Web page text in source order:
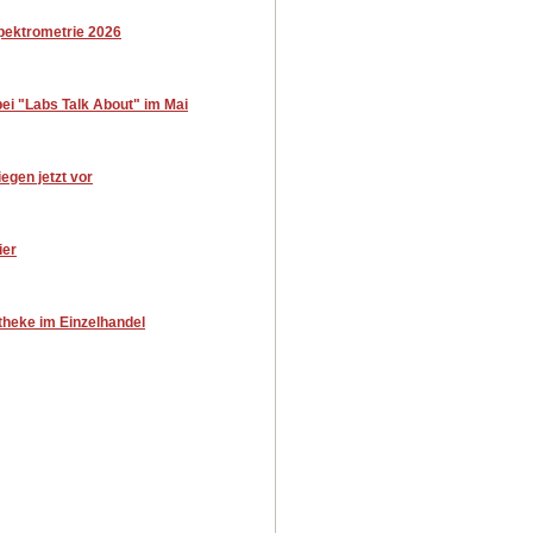
2026
"Labs Talk About" im Mai
jetzt vor
im Einzelhandel